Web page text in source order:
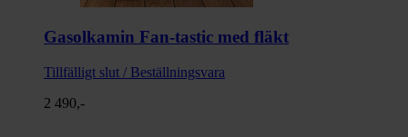
Gasolkamin Fan-tastic med fläkt
Tillfälligt slut / Beställningsvara
2 490,-